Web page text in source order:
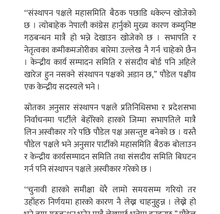
‘‘संस्थापन पक्षले महासमिति बैठक पछाडि धकेल्न खोजेको
छ । त्योबाहेक नेपाली कांग्रेस हार्नुको मुख्य कारण कम्युनिष्ट
गठबन्धन मात्रै हो भन्ने देखाउन खोजेको छ । सभापति र
नेतृत्वका कमीकमजोरीका बारेमा उल्लेख नै गर्न चाहेको छैन
। केन्द्रीय कार्य सम्पादन समिति र संसदीय बोर्ड पनि अहिले
खारेज हुन नसक्ने संस्थापन पक्षको अडान छ,” पौडेल पक्षीय
एक केन्द्रीय सदस्यले भने ।
स्रोतका अनुसार संस्थापन पक्षले प्रतिनिधिसभा र प्रदेशसभा
निर्वाचनमा पार्टीले बेहोरेको हारको जिम्मा सभापतिले मात्रै
लिन अस्वीकार गरे पछि पौडेल पक्ष असन्तुष्ट बनेको छ । यस्तै
पौडेल पक्षले भने अनुसार पार्टीको महासमिति बैठक बोलाउन
र केन्द्रीय कार्यसम्पादन समिति तथा संसदीय समिति बिघटन
गर्न पनि संस्थापन पक्षले अस्वीकार गरेको छ ।
‘‘चुनावी हारको समीक्षा धेरै लामो समयसम्म गरियो तर
उहाँहरु निर्णयमा हारको कारण नै लेख्न चाहनुहुन्न । लेख्ने हो